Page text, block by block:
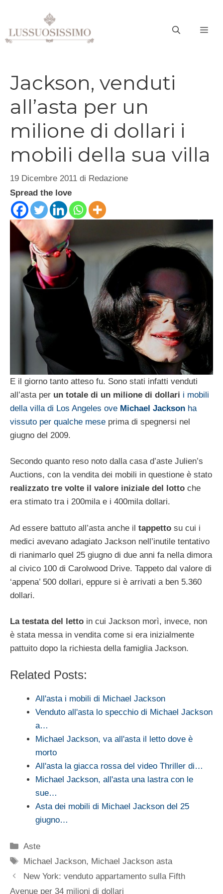
contenuto
Jackson, venduti
all’asta per un
milione di dollari i
mobili della sua villa
19 Dicembre 2011 di Redazione
Spread the love
E il giorno tanto atteso fu. Sono stati infatti venduti
all’asta per un totale di un milione di dollari i mobili
della villa di Los Angeles ove Michael Jackson ha
vissuto per qualche mese prima di spegnersi nel
giugno del 2009.
Secondo quanto reso noto dalla casa d’aste Julien’s
Auctions, con la vendita dei mobili in questione è stato
realizzato tre volte il valore iniziale del lotto che
era stimato tra i 200mila e i 400mila dollari.
Ad essere battuto all’asta anche il tappetto su cui i
medici avevano adagiato Jackson nell’inutile tentativo
di rianimarlo quel 25 giugno di due anni fa nella dimora
al civico 100 di Carolwood Drive. Tappeto dal valore di
‘appena’ 500 dollari, eppure si è arrivati a ben 5.360
dollari.
La testata del letto in cui Jackson morì, invece, non
è stata messa in vendita come si era inizialmente
pattuito dopo la richiesta della famiglia Jackson.
Related Posts:
All'asta i mobili di Michael Jackson
Venduto all'asta lo specchio di Michael Jackson
a…
Michael Jackson, va all'asta il letto dove è
morto
All'asta la giacca rossa del video Thriller di…
Michael Jackson, all'asta una lastra con le
sue…
Asta dei mobili di Michael Jackson del 25
giugno…
Categorie
Aste
Tag
Michael Jackson, Michael Jackson asta
New York: venduto appartamento sulla Fifth
Avenue per 34 milioni di dollari